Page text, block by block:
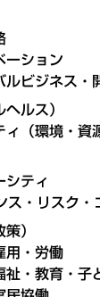
ーション
ルビジネス・
ルス）
（環境・資
シティ
ス・リスク・
）
用・労働
祉・教育・子